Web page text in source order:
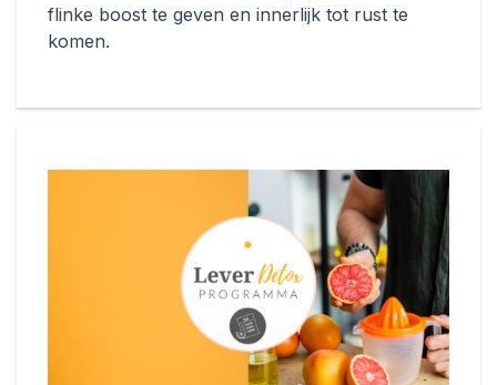
flinke boost te geven en innerlijk tot rust te
komen.